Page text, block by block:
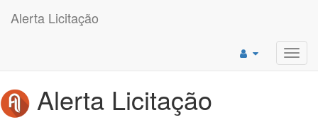
Alerta Licitação
Alerta Licitação